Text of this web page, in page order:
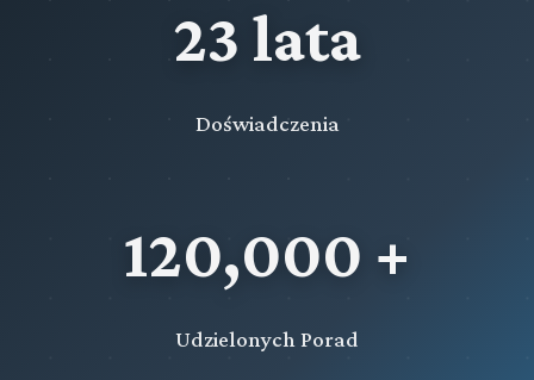
23 lata
Doświadczenia
120,000 +
Udzielonych Porad